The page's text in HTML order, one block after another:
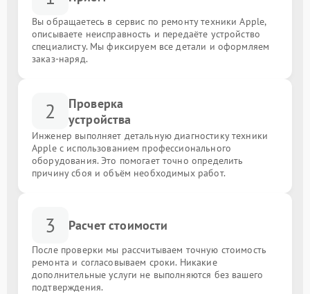
Вы обращаетесь в сервис по ремонту техники Apple,
описываете неисправность и передаёте устройство
специалисту. Мы фиксируем все детали и оформляем
заказ-наряд.
2
Проверка
устройства
Инженер выполняет детальную диагностику техники
Apple с использованием профессионального
оборудования. Это помогает точно определить
причину сбоя и объём необходимых работ.
3 Расчет стоимости
После проверки мы рассчитываем точную стоимость
ремонта и согласовываем сроки. Никакие
дополнительные услуги не выполняются без вашего
подтверждения.